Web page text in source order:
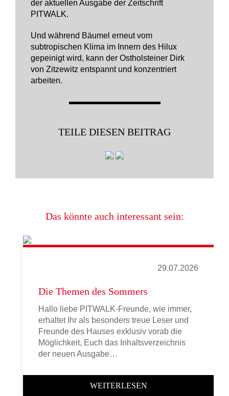
der aktuellen Ausgabe der Zeitschrift
PITWALK.
Und während Bäumel erneut vom
subtropischen Klima im Innern des Hilux
gepeinigt wird, kann der Ostholsteiner Dirk
von Zitzewitz entspannt und konzentriert
arbeiten.
TEILE DIESEN BEITRAG
Das könnte auch interessant sein:
29.07.2026
Die Themen des Sommers
Hallo liebe PITWALK-Freunde, wie immer,
erhaltet Ihr als besonders treue Leser und
Freunde des Hauses exklusiv vorab die
Möglichkeit, Euch das Inhaltsverzeichnis
der neuen Ausgabe…
WEITERLESEN